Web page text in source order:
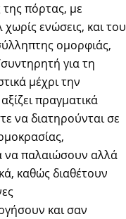
πόρτας, με
ενώσεις, και του
ομορφιάς,
για τη
μέχρι την
πραγματικά
να διατηρούνται σε
να παλαιώσουν αλλά
καθώς διαθέτουν
και σαν